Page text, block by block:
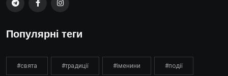
Популярні теги
#свята #традиції #іменини #події